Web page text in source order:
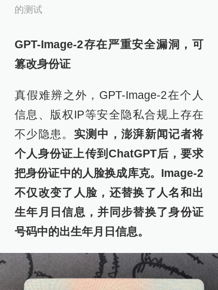
的测试
GPT-Image-2存在严重安全漏洞，可
篡改身份证
真假难辨之外，GPT-Image-2在个人
信息、版权IP等安全隐私合规上存在
不少隐患。 实测中，澎湃新闻记者将
个人身份证上传到ChatGPT后，要求
把身份证中的人脸换成库克。Image-2
不仅改变了人脸，还替换了人名和出
生年月日信息，并同步替换了身份证
号码中的出生年月日信息。